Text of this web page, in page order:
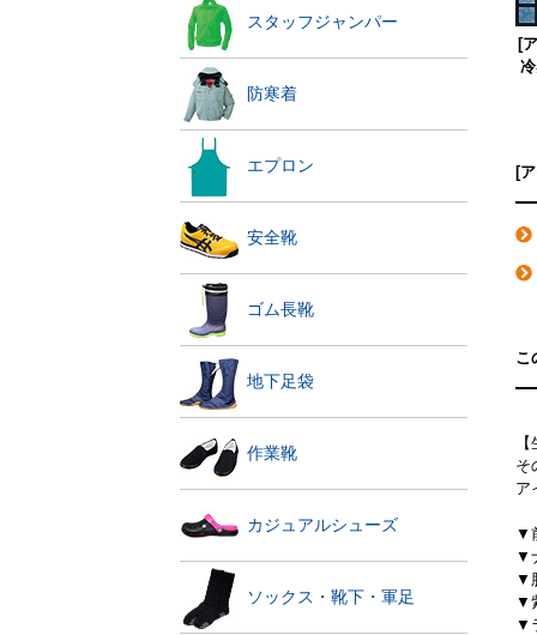
スタッフジャンパー
防寒着
エプロン
安全靴
ゴム長靴
地下足袋
作業靴
カジュアルシューズ
ソックス・靴下・軍足
[
[
こ
そ
ア
▼
▼
▼
▼
▼